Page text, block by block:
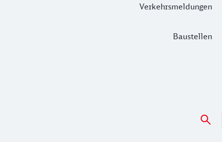
Verkehrsmeldungen
Baustellen